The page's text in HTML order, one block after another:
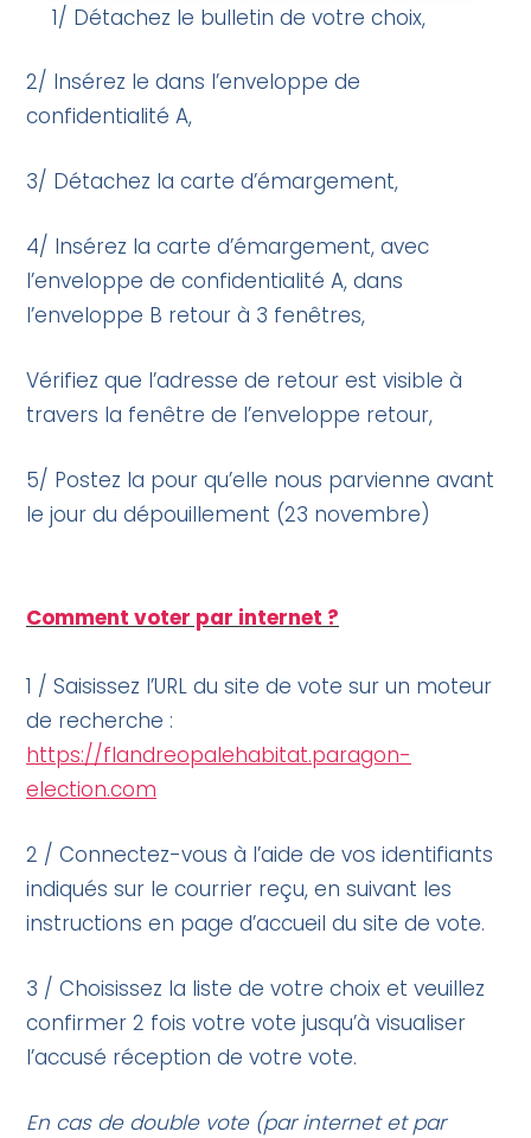
1/ Détachez le bulletin de votre choix,
2/ Insérez le dans l’enveloppe de
confidentialité A,
3/ Détachez la carte d’émargement,
4/ Insérez la carte d’émargement, avec
l’enveloppe de confidentialité A, dans
l’enveloppe B retour à 3 fenêtres,
Vérifiez que l’adresse de retour est visible à
travers la fenêtre de l’enveloppe retour,
5/ Postez la pour qu’elle nous parvienne avant
le jour du dépouillement (23 novembre)
Comment voter par internet ?
1 / Saisissez l’URL du site de vote sur un moteur
de recherche :
https://flandreopalehabitat.paragon-
election.com
2 / Connectez-vous à l’aide de vos identifiants
indiqués sur le courrier reçu, en suivant les
instructions en page d’accueil du site de vote.
3 / Choisissez la liste de votre choix et veuillez
confirmer 2 fois votre vote jusqu’à visualiser
l’accusé réception de votre vote.
En cas de double vote (par internet et par